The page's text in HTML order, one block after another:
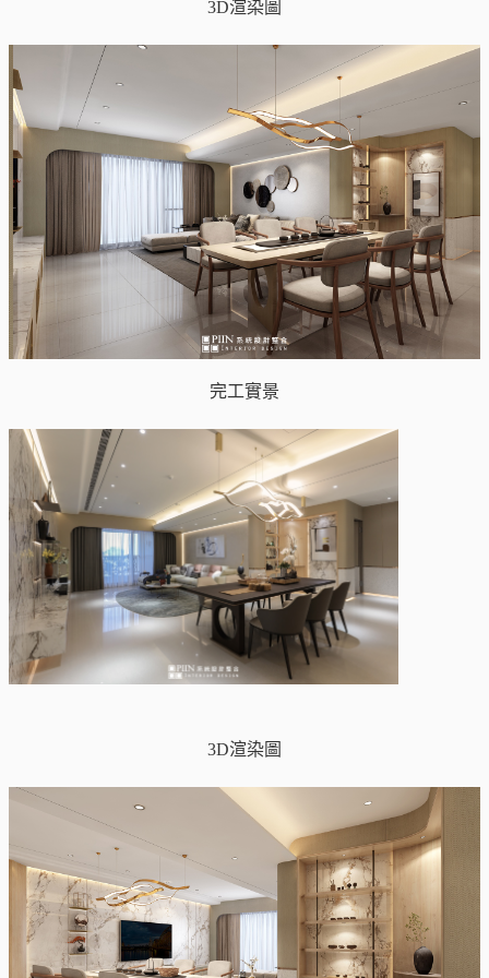
3D渲染圖
完工實景
3D渲染圖